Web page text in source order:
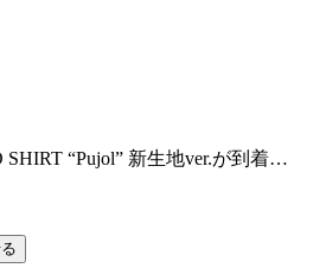
“Pujol” 新生地ver.が到着…